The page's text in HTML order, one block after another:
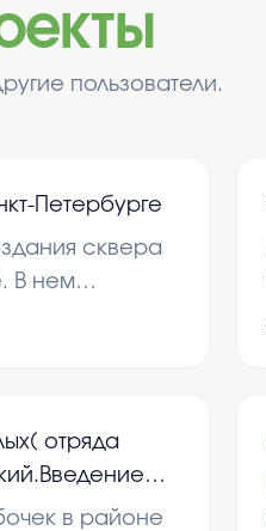
пользователи.
Петербурге
сквера
В нем
идеи для
отряда
в районе